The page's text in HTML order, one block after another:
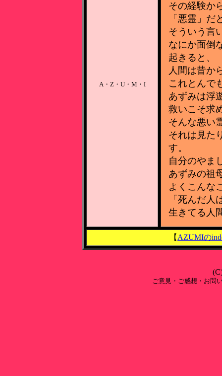
A・Z・U・M・I
その経験か
「悪霊」だ
そういう言
なにか面倒
起きると、
人間は昔か
これとんで
あずみは浮
救いこそ求
そんな悪い
それは見た
す。
自分のやま
あずみの祖
よくこんな
「死んだ人
生きてる人
【 AZUMIの
ご意見・ご感想・お問